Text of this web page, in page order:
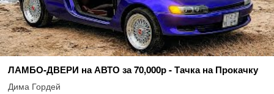
ЛАМБО-ДВЕРИ на АВТО за 70,000р - Тачка на Прокачку
Дима Гордей